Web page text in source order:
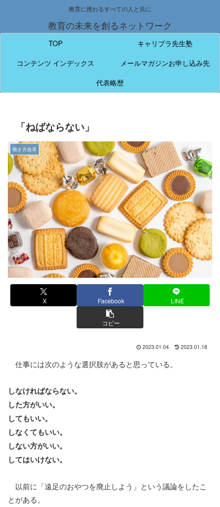
教育に携わるすべての人と共に
教育の未来を創るネットワーク
TOP
キャリプラ先生塾
コンテンツ インデックス
メールマガジンお申し込み先
代表略歴
「ねばならない」
働き方改革
X Facebook LINE
コピー
2023.01.04 2023.01.18
仕事には次のような選択肢があると思っている。
しなければならない。
した方がいい。
してもいい。
しなくてもいい。
しない方がいい。
してはいけない。
以前に「遠足のおやつを廃止しよう」という議論をしたこ
とがある。